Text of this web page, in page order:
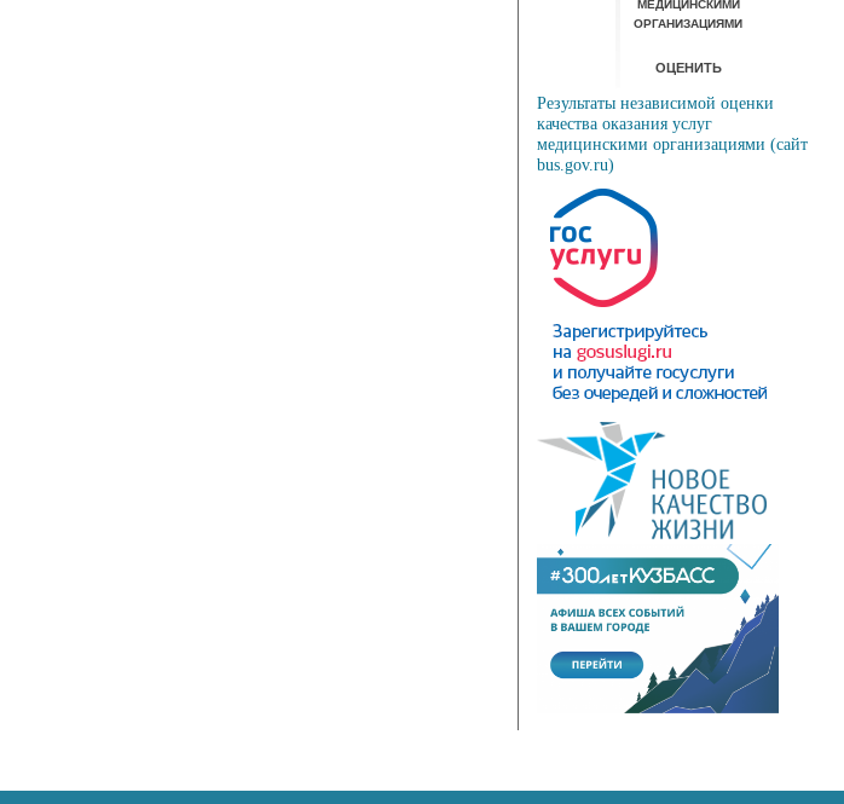
Результаты независимой оценки
качества оказания услуг
медицинскими организациями (сайт
bus.gov.ru)